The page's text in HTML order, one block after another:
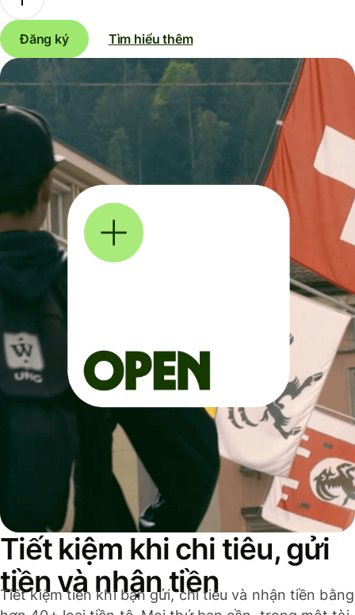
Đăng ký Tìm hiểu thêm
Tiết kiệm khi chi tiêu, gửi
tiền và nhận tiền
Tiết kiệm tiền khi bạn gửi, chi tiêu và nhận tiền bằng